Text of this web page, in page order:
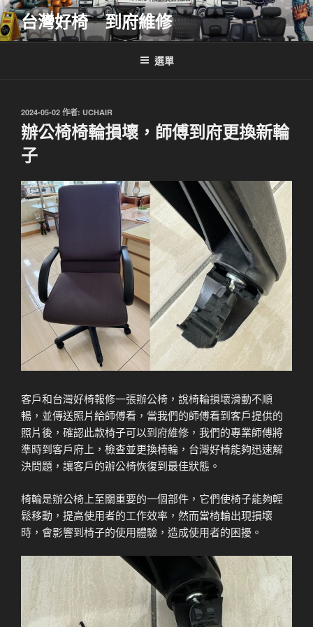
跳
至
主
台灣好椅 到府維修
選單
發
佈
於
2024-05-02 作者: UCHAIR
辦公椅椅輪損壞，師傅到府更換新輪
子
客戶和台灣好椅報修一張辦公椅，說椅輪損壞滑動不順
暢，並傳送照片給師傅看，當我們的師傅看到客戶提供的
照片後，確認此款椅子可以到府維修，我們的專業師傅將
準時到客戶府上，檢查並更換椅輪，台灣好椅能夠迅速解
決問題，讓客戶的辦公椅恢復到最佳狀態。
椅輪是辦公椅上至關重要的一個部件，它們使椅子能夠輕
鬆移動，提高使用者的工作效率，然而當椅輪出現損壞
時，會影響到椅子的使用體驗，造成使用者的困擾。